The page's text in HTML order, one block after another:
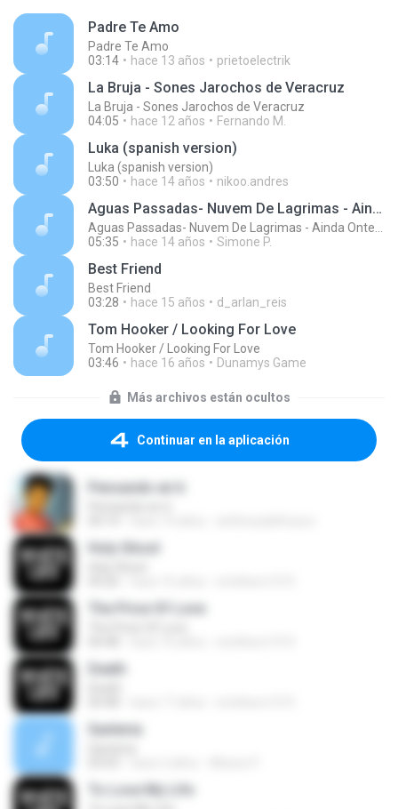
Padre Te Amo
Padre Te Amo
03:14
hace 13 años prietoelectrik
La Bruja - Sones Jarochos de Veracruz
La Bruja - Sones Jarochos de Veracruz
04:05
hace 12 años Fernando M.
Luka (spanish version)
Luka (spanish version)
03:50
hace 14 años nikoo.andres
Aguas Passadas- Nuvem De Lagrimas - Ainda Ontem Chorei De Saudade
05:35
hace 14 años Simone P.
Best Friend
Best Friend
03:28
hace 15 años d_arlan_reis
Tom Hooker / Looking For Love
Tom Hooker / Looking For Love
03:46
hace 16 años Dunamys Game
Más archivos están ocultos
Continuar en la aplicación
Pensando en ti
Holy Ghost
The Price Of Love
Death
Santeria
To Lose My Life